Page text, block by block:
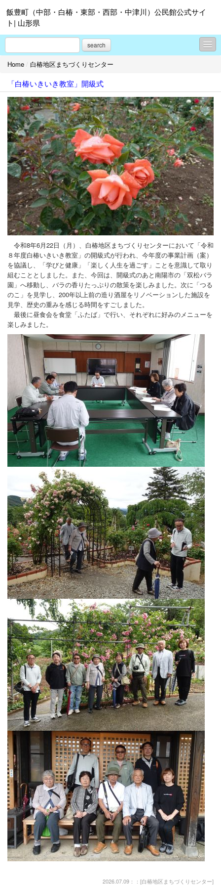
飯豊町（中部・白椿・東部・西部・中津川）公民館公式サイ
ト| 山形県
search
中部地区まちづくりセンター
白椿地区まちづくりセンター
東部地区まちづくりセンター
西部地区まちづくりセンター
中津川地区まちづくりセンター
各地区まちづくりセンターの紹介
飯豊町公民館連絡協議会
飯豊町町民総合センター「あ～す」
地域づくり活動
プロフィール
お問合せ
Home / 白椿地区まちづくりセンター
「白椿いきいき教室」開級式
令和8年6月22日（月）、白椿地区まちづくりセンターにおいて「令和
８年度白椿いきいき教室」の開級式が行われ、今年度の事業計画（案）
を協議し、「学びと健康」「楽しく人生を過ごす」ことを意識して取り
組むこととしました。また、今回は、開級式のあと南陽市の「双松バラ
園」へ移動し、バラの香りたっぷりの散策を楽しみました。次に「つる
のこ」を見学し、200年以上前の造り酒屋をリノベーションした施設を
見学、歴史の重みを感じる時間をすごしました。
最後に昼食会を食堂「ふたば」で行い、それぞれに好みのメニューを
楽しみました。
2026.07.09：：[白椿地区まちづくりセンター]